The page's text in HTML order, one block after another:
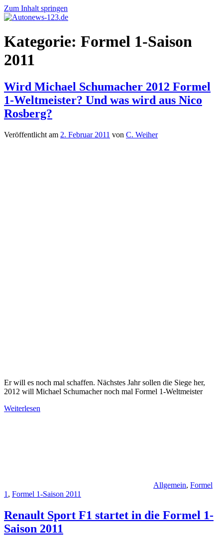
Zum Inhalt springen
123.de
mit
Kategorie: Formel 1-Saison
2011
Wird Michael Schumacher 2012 Formel
1-Weltmeister? Und was wird aus Nico
Rosberg?
Veröffentlicht am 2. Februar 2011 von C. Weiher
Er will es noch mal schaffen. Nächstes Jahr sollen die Siege her,
2012 will Michael Schumacher noch mal Formel 1-Weltmeister
Weiterlesen
Allgemein, Formel
1 , Formel 1-Saison 2011
Renault Sport F1 startet in die Formel 1-
Saison 2011